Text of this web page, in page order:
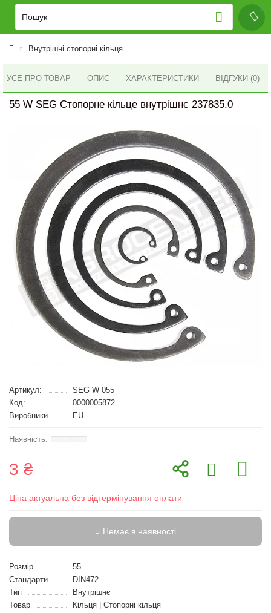
Внутрішні стопорні кільця
УСЕ ПРО ТОВАР ОПИС ХАРАКТЕРИСТИКИ ВІДГУКИ (0)
55 W SEG Стопорне кільце внутрішнє 237835.0
Артикул:
SEG W 055
Код:
0000005872
Виробники
EU
3 ₴
Ціна актуальна без відтермінування оплати
Немає в наявності
Розмір
55
Стандарти
DIN472
Тип
Внутрішнє
Товар
Кільця | Стопорні кільця